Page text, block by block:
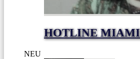
HOTLINE
NEU